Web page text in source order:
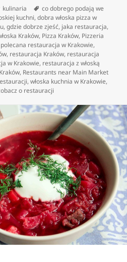
Kategorie
kulinaria Tagi
co dobrego podają we
kuchni,dobra włoska pizza w
,gdzie dobrze zjeść, jaka restauracja,
Kraków, Pizza Kraków, Pizzeria
polecana restauracja w Krakowie,
, restauracja Kraków, restauracja
w Krakowie, restauracja z włoską
, Restaurants near Main Market
,włoska kuchnia w Krakowie,
o restauracji